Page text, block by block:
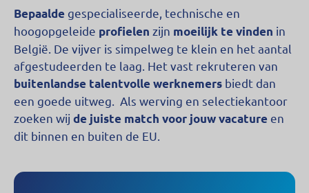
Bepaalde gespecialiseerde, technische en
hoogopgeleide profielen zijn moeilijk te vinden in
België. De vijver is simpelweg te klein en het aantal
afgestudeerden te laag. Het vast rekruteren van
buitenlandse talentvolle werknemers biedt dan
een goede uitweg.
Als werving en selectiekantoor
zoeken wij de juiste match voor jouw vacature en
dit binnen en buiten de EU.